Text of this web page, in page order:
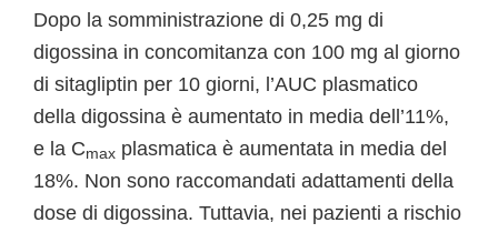
Dopo la somministrazione di 0,25 mg di
digossina in concomitanza con 100 mg al giorno
di sitagliptin per 10 giorni, l’AUC plasmatico
della digossina è aumentato in media dell’11%,
e la Cmax plasmatica è aumentata in media del
18%. Non sono raccomandati adattamenti della
dose di digossina. Tuttavia, nei pazienti a rischio